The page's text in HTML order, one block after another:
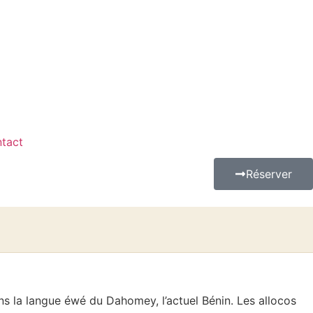
Réserver
langue éwé du Dahomey, l’actuel Bénin. Les allocos